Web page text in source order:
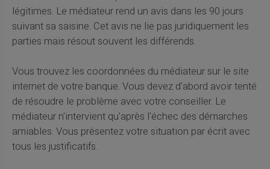
légitimes. Le médiateur rend un avis dans les 90 jours
suivant sa saisine. Cet avis ne lie pas juridiquement les
parties mais résout souvent les différends.
Vous trouvez les coordonnées du médiateur sur le site
internet de votre banque. Vous devez d'abord avoir tenté
de résoudre le problème avec votre conseiller. Le
médiateur n'intervient qu'après l'échec des démarches
amiables. Vous présentez votre situation par écrit avec
tous les justificatifs.